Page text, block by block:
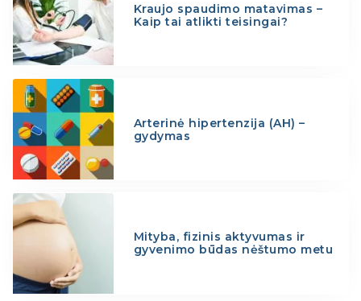
Kraujo spaudimo matavimas –
Kaip tai atlikti teisingai?
Arterinė hipertenzija (AH) –
gydymas
Mityba, fizinis aktyvumas ir
gyvenimo būdas nėštumo metu